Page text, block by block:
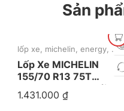
Sản
lốp xe, michelin, energy,
Lốp Xe MICHELIN
155/70 R13 75T
Energy XM 2+ Thái
Lan
1.431.000 ₫